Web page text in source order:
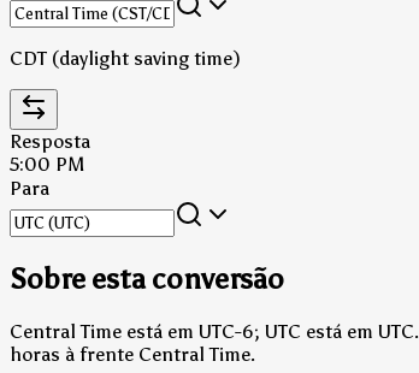
CDT (daylight saving time)
Resposta
5:00 PM
Para
Sobre esta conversão
Central Time está em UTC-6; UTC está em UTC.
horas à frente Central Time.